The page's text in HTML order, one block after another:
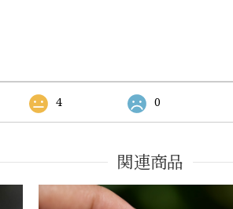
4 0
関連商品